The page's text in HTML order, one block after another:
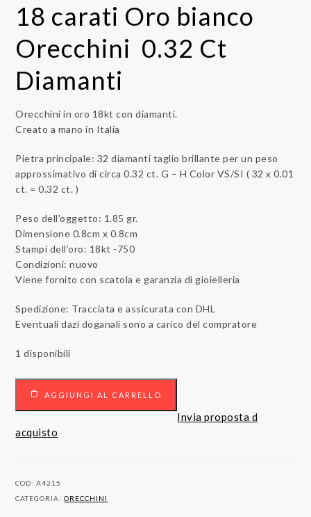
18 carati Oro bianco
Orecchini 0.32 Ct
Diamanti
Orecchini in oro 18kt con diamanti.
Creato a mano in Italia
Pietra principale: 32 diamanti taglio brillante per un peso
approssimativo di circa 0.32 ct. G – H Color VS/SI ( 32 x 0.01
ct. = 0.32 ct. )
Peso dell’oggetto: 1.85 gr.
Dimensione 0.8cm x 0.8cm
Stampi dell’oro: 18kt -750
Condizioni: nuovo
Viene fornito con scatola e garanzia di gioielleria
Spedizione: Tracciata e assicurata con DHL
Eventuali dazi doganali sono a carico del compratore
1 disponibili
Oro
0.32
AGGIUNGI AL CARRELLO
Invia proposta d
acquisto
COD:A4215
CATEGORIA:ORECCHINI